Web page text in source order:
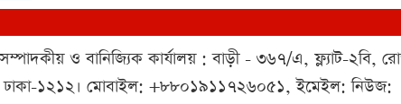
ও বানিজ্যিক কার্যালয় : বাড়ী - ৩৬৭/এ, ফ্ল্যাট-২বি,
ঢাকা-১২১২। মোবাইল: +৮৮০১৯১১৭২৬০৫১, ইমেইল: নিউজ: